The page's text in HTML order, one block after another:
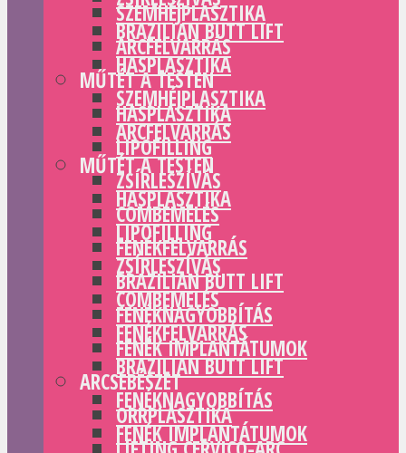
SZEMHÉJPLASZTIKA
ARCFELVARRÁS
MŰTÉT A TESTEN
HASPLASZTIKA
LIPOFILLING
ZSÍRLESZÍVÁS
COMBEMELÉS
FENÉKFELVARRÁS
BRAZILIAN BUTT LIFT
FENÉKNAGYOBBÍTÁS
FENÉK IMPLANTÁTUMOK
ARCSEBÉSZET
ORRPLASZTIKA
BRAZILIAN BUTT LIFT
HASPLASZTIKA
SZEMHÉJPLASZTIKA
ARCFELVARRÁS
MŰTÉT A TESTEN
HASPLASZTIKA
LIPOFILLING
ZSÍRLESZÍVÁS
COMBEMELÉS
FENÉKFELVARRÁS
BRAZILIAN BUTT LIFT
FENÉKNAGYOBBÍTÁS
FENÉK IMPLANTÁTUMOK